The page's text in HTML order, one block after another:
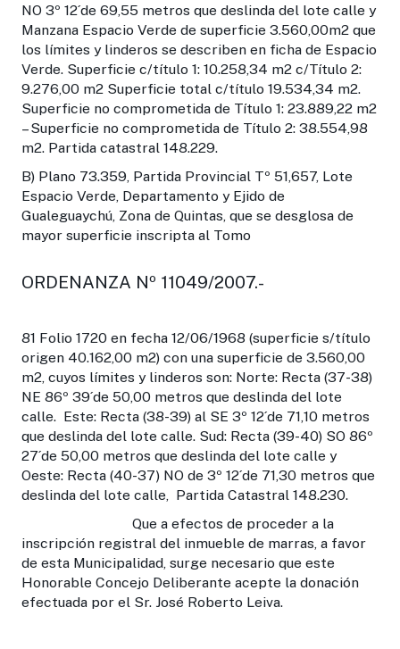
NO 3º 12´de 69,55 metros que deslinda del lote calle y
Manzana Espacio Verde de superficie 3.560,00m2 que
los límites y linderos se describen en ficha de Espacio
Verde. Superficie c/título 1: 10.258,34 m2 c/Título 2:
9.276,00 m2 Superficie total c/título 19.534,34 m2.
Superficie no comprometida de Título 1: 23.889,22 m2
– Superficie no comprometida de Título 2: 38.554,98
m2. Partida catastral 148.229.
B) Plano 73.359, Partida Provincial Tº 51,657, Lote
Espacio Verde, Departamento y Ejido de
Gualeguaychú, Zona de Quintas, que se desglosa de
mayor superficie inscripta al Tomo
ORDENANZA Nº 11049/2007.-
81 Folio 1720 en fecha 12/06/1968 (superficie s/título
origen 40.162,00 m2) con una superficie de 3.560,00
m2, cuyos límites y linderos son: Norte: Recta (37-38)
NE 86º 39´de 50,00 metros que deslinda del lote
calle. Este: Recta (38-39) al SE 3º 12´de 71,10 metros
que deslinda del lote calle. Sud: Recta (39-40) SO 86º
27´de 50,00 metros que deslinda del lote calle y
Oeste: Recta (40-37) NO de 3º 12´de 71,30 metros que
deslinda del lote calle, Partida Catastral 148.230.
Que a efectos de proceder a la
inscripción registral del inmueble de marras, a favor
de esta Municipalidad, surge necesario que este
Honorable Concejo Deliberante acepte la donación
efectuada por el Sr. José Roberto Leiva.